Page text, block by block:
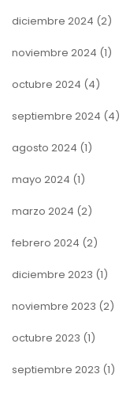
diciembre 2024 (2)
noviembre 2024 (1)
octubre 2024 (4)
septiembre 2024 (4)
agosto 2024 (1)
mayo 2024 (1)
marzo 2024 (2)
febrero 2024 (2)
diciembre 2023 (1)
noviembre 2023 (2)
octubre 2023 (1)
septiembre 2023 (1)